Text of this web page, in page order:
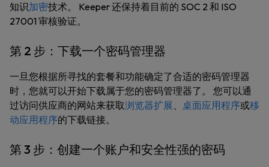
知识加密技术。 Keeper 还保持着目前的 SOC 2 和 ISO
27001 审核验证。
第 2 步：下载一个密码管理器
一旦您根据所寻找的套餐和功能确定了合适的密码管理器
时，您就可以开始下载属于您的密码管理器了。 您可以通
过访问供应商的网站来获取浏览器扩展、 桌面应用程序或移
动应用程序的下载链接。
第 3 步：创建一个账户和安全性强的密码